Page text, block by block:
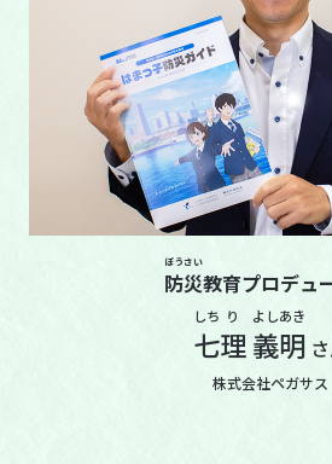
防
ぼう
災
さい
教育プロデュ
七
しち
理
り
義
よし
明
あき
株式会社ペガサス